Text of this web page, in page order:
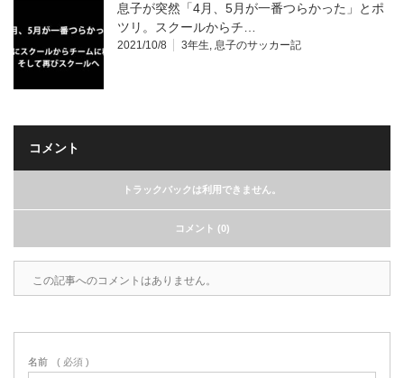
息子が突然「4月、5月が一番つらかった」とポ
ツリ。スクールからチ…
2021/10/8 3年生, 息子のサッカー記
コメント
トラックバックは利用できません。
コメント (0)
この記事へのコメントはありません。
名前 ( 必須 )